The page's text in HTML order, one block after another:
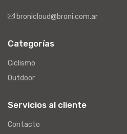
bronicloud@broni.com.ar
Categorías
Ciclismo
Outdoor
Servicios al cliente
Contacto